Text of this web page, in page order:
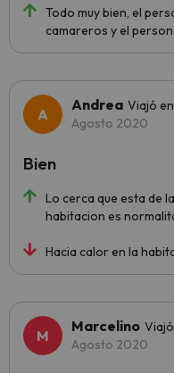
Todo muy bien, el
camareros y el
Andrea Viajó
Agosto 2020
Lo cerca que esta de
habitacion es
Hacia calor en la
Bien
Marcelino
Agosto 2020